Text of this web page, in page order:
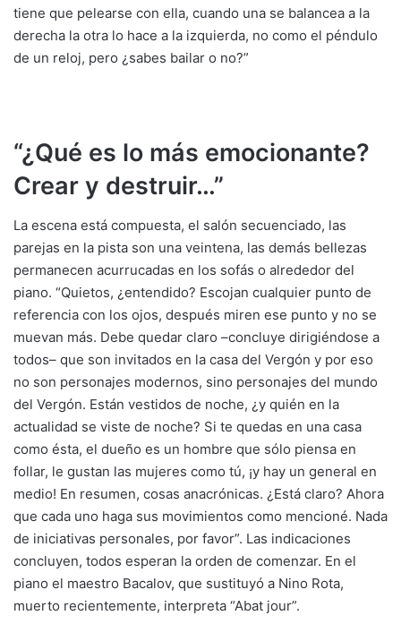
tiene que pelearse con ella, cuando una se balancea a la
derecha la otra lo hace a la izquierda, no como el péndulo
de un reloj, pero ¿sabes bailar o no?”
“¿Qué es lo más emocionante?
Crear y destruir…”
La escena está compuesta, el salón secuenciado, las
parejas en la pista son una veintena, las demás bellezas
permanecen acurrucadas en los sofás o alrededor del
piano. “Quietos, ¿entendido? Escojan cualquier punto de
referencia con los ojos, después miren ese punto y no se
muevan más. Debe quedar claro –concluye dirigiéndose a
todos– que son invitados en la casa del Vergón y por eso
no son personajes modernos, sino personajes del mundo
del Vergón. Están vestidos de noche, ¿y quién en la
actualidad se viste de noche? Si te quedas en una casa
como ésta, el dueño es un hombre que sólo piensa en
follar, le gustan las mujeres como tú, ¡y hay un general en
medio! En resumen, cosas anacrónicas. ¿Está claro? Ahora
que cada uno haga sus movimientos como mencioné. Nada
de iniciativas personales, por favor”. Las indicaciones
concluyen, todos esperan la orden de comenzar. En el
piano el maestro Bacalov, que sustituyó a Nino Rota,
muerto recientemente, interpreta “Abat jour”.